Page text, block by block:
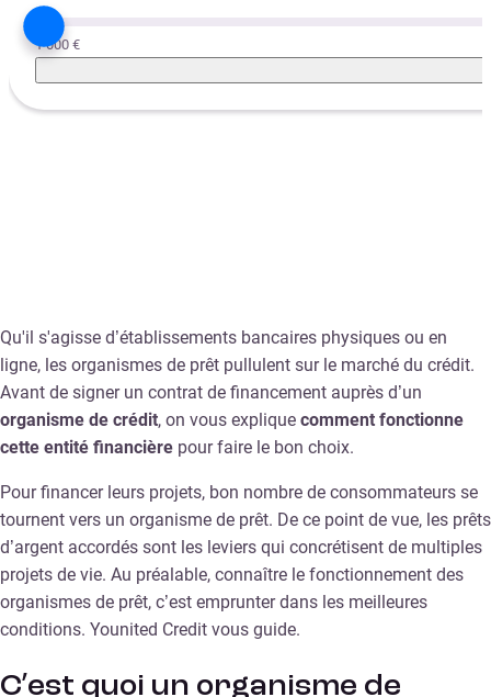
1 000 €
Qu'il s'agisse d’établissements bancaires physiques ou en
ligne, les organismes de prêt pullulent sur le marché du crédit.
Avant de signer un contrat de financement auprès d’un
organisme de crédit, on vous explique comment fonctionne
cette entité financière pour faire le bon choix.
Pour financer leurs projets, bon nombre de consommateurs se
tournent vers un organisme de prêt. De ce point de vue, les prêts
d’argent accordés sont les leviers qui concrétisent de multiples
projets de vie. Au préalable, connaître le fonctionnement des
organismes de prêt, c’est emprunter dans les meilleures
conditions. Younited Credit vous guide.
C’est quoi un organisme de